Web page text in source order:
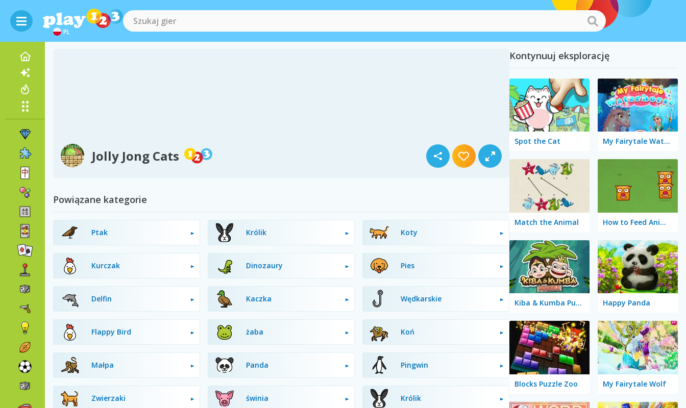
PL
Jolly Jong Cats
Powiązane kategorie
Ptak Królik Koty
Kurczak Dinozaury Pies
Delfin Kaczka Wędkarskie
Flappy Bird żaba Koń
Małpa Panda Pingwin
Zwierzaki świnia Królik
Kontynuuj eksplorację
Spot the Cat My Fairytale Water Horse
Match the Animal How to Feed Animals?
Kiba & Kumba Puzzle Happy Panda
Blocks Puzzle Zoo My Fairytale Wolf